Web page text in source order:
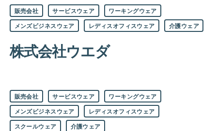
カ
テ
ゴ
リ
販売会社 サービスウェア
ワーキングウェア
メンズビジネスウェア
レディスオフィスウェア 介護ウェア
株式会社ウエダ
カ
テ
ゴ
リ
ー
販売会社 サービスウェア
ワーキングウェア
メンズビジネスウェア
レディスオフィスウェア
スクールウェア
介護ウェア